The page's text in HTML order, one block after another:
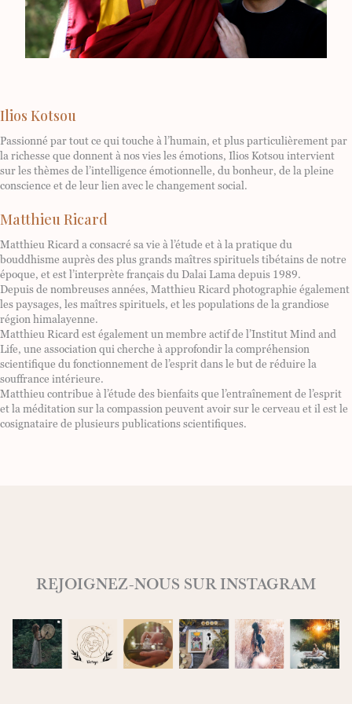
Ilios Kotsou
Passionné par tout ce qui touche à l’humain, et plus particulièrement par
la richesse que donnent à nos vies les émotions, Ilios Kotsou intervient
sur les thèmes de l’intelligence émotionnelle, du bonheur, de la pleine
conscience et de leur lien avec le changement social.
Matthieu Ricard
Matthieu Ricard a consacré sa vie à l’étude et à la pratique du
bouddhisme auprès des plus grands maîtres spirituels tibétains de notre
époque, et est l’interprète français du Dalai Lama depuis 1989.
Depuis de nombreuses années, Matthieu Ricard photographie également
les paysages, les maîtres spirituels, et les populations de la grandiose
région himalayenne.
Matthieu Ricard est également un membre actif de l’Institut Mind and
Life, une association qui cherche à approfondir la compréhension
scientifique du fonctionnement de l’esprit dans le but de réduire la
souffrance intérieure.
Matthieu contribue à l’étude des bienfaits que l’entraînement de l’esprit
et la méditation sur la compassion peuvent avoir sur le cerveau et il est le
cosignataire de plusieurs publications scientifiques.
REJOIGNEZ-NOUS SUR INSTAGRAM